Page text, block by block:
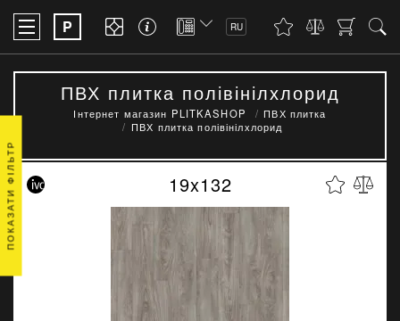
P RU
ПВХ плитка полівінілхлорид
Інтернет магазин PLITKASHOP
ПВХ плитка
ПВХ плитка полівінілхлорид
19x132
ПОКАЗАТИ ФІЛЬТР